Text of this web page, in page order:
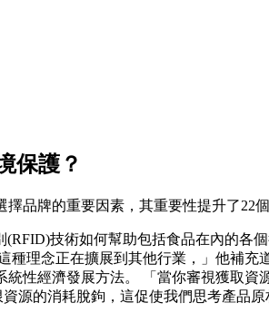
保護？
品牌的重要因素，其重要性提升了22
技術如何幫助包括食品在內的各
理念正在擴展到其他行業，」他補充
性經濟發展方法。 「當你審視獲取資
源的消耗脫鉤，這促使我們思考產品原